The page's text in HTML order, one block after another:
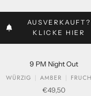
In den Warenkorb legen
AUSVERKAUFT?
KLICKE HIER
9 PM Night Out
WÜRZIG
AMBER
Verkaufspreis
€49,50